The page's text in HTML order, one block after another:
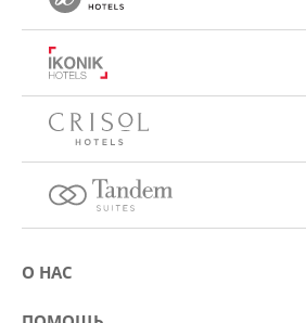
О НАС
О компании Eurostars Hotel Company